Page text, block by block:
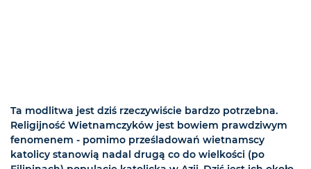
Ta modlitwa jest dziś rzeczywiście bardzo potrzebna.
Religijność Wietnamczyków jest bowiem prawdziwym
fenomenem - pomimo prześladowań wietnamscy
katolicy stanowią nadal drugą co do wielkości (po